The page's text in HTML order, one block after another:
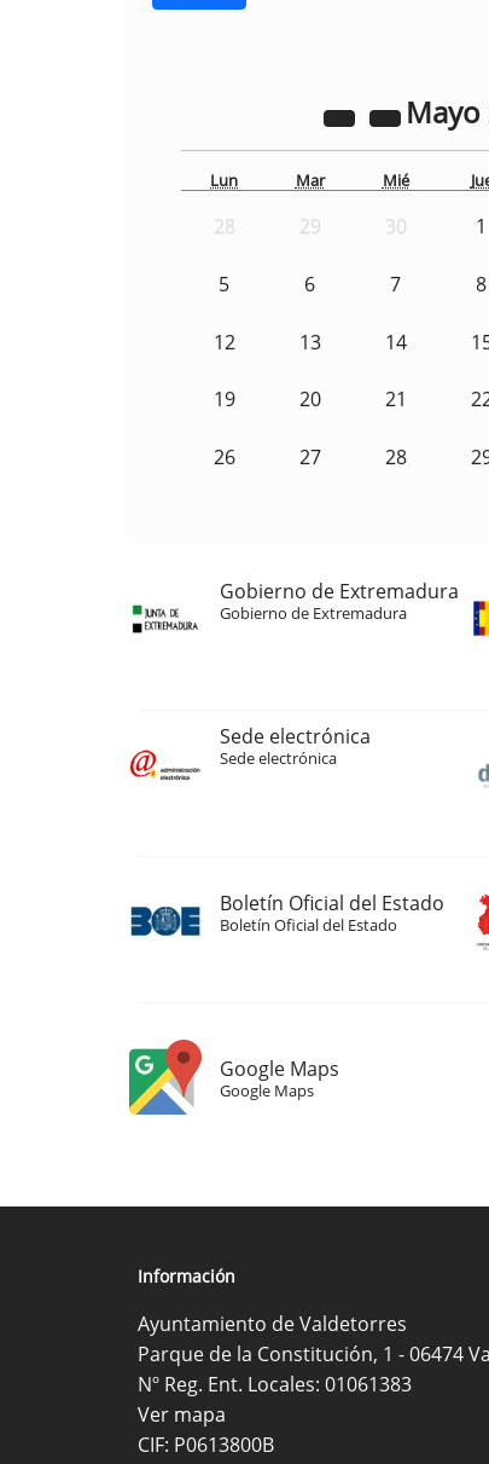
Mayo
Lun Mar Mié
28 29 30 1
5 6 7 8
12 13 14
19 20 21
26 27 28
Gobierno de Extremadura
Gobierno de Extremadura
Sede electrónica
Sede electrónica
Boletín Oficial del Estado
Boletín Oficial del Estado
Google Maps
Google Maps
Información
Ayuntamiento de Valdetorres
Parque de la Constitución, 1 - 06474
Nº Reg. Ent. Locales: 01061383
Ver mapa
CIF: P0613800B